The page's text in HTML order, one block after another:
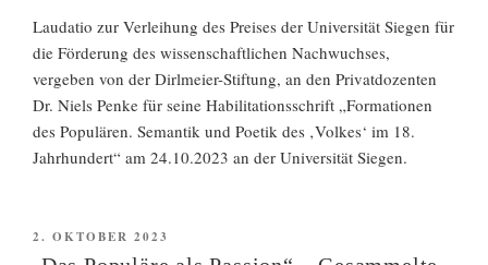
Laudatio zur Verleihung des Preises der Universität Siegen für
die Förderung des wissenschaftlichen Nachwuchses,
vergeben von der Dirlmeier-Stiftung, an den Privatdozenten
Dr. Niels Penke für seine Habilitationsschrift „Formationen
des Populären. Semantik und Poetik des ‚Volkes‘ im 18.
Jahrhundert“ am 24.10.2023 an der Universität Siegen.
VERÖFFENTLICHT
AM
2. OKTOBER 2023